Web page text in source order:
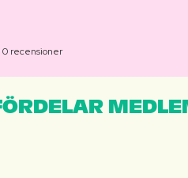
0 recensioner